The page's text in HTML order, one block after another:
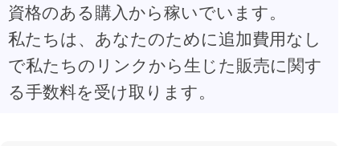
資格のある購入から稼いでいます。
私たちは、あなたのために追加費用なし
で私たちのリンクから生じた販売に関す
る手数料を受け取ります。